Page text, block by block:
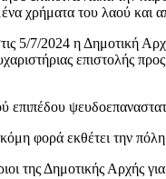
χρήματα του λαού και
5/7/2024 η Δημοτική
επιστολής
επιπέδου
φορά εκθέτει την
της Δημοτικής Αρχής